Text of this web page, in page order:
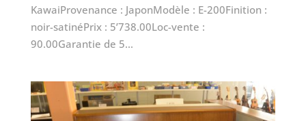
KawaiProvenance : JaponModèle : E-200Finition :
noir-satinéPrix : 5’738.00Loc-vente :
90.00Garantie de 5...